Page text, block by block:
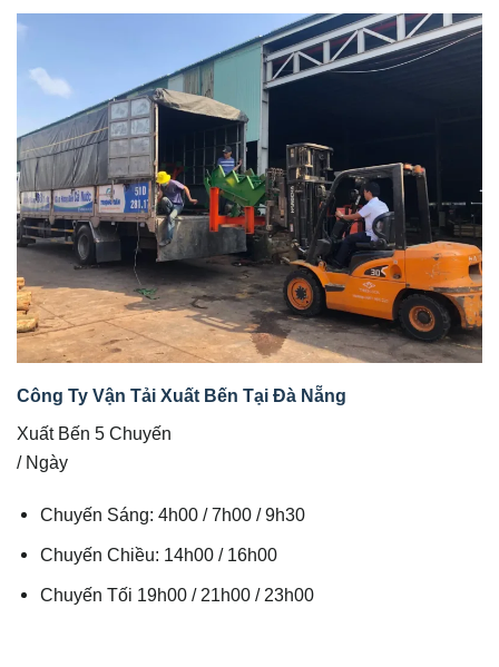
Công Ty Vận Tải Xuất Bến Tại Đà Nẵng
Xuất Bến 5 Chuyến
/ Ngày
Chuyến Sáng: 4h00 / 7h00 / 9h30
Chuyến Chiều: 14h00 / 16h00
Chuyến Tối 19h00 / 21h00 / 23h00